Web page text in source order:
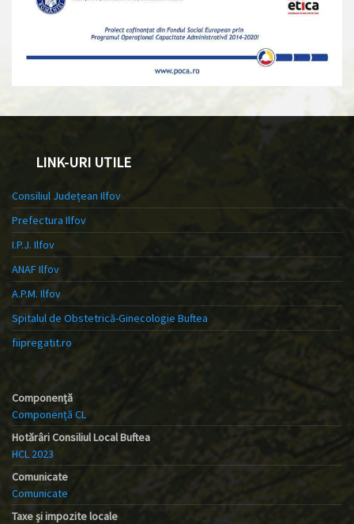
LINK-URI UTILE
Consiliul Județean Ilfov
Prefectura Ilfov
I.P.J. Ilfov
ANAF Ilfov
A.P.M. Ilfov
Spitalul de Obstetrică-Ginecologie Buftea
fiipregatit.ro
Componență
Componență CL
Hotărâri Consiliul Local Buftea
HCL 2023
Comunicate
Comunicate
Taxe și impozite locale